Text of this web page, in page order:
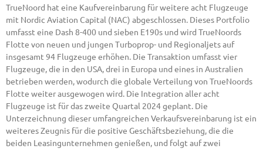
TrueNoord hat eine Kaufvereinbarung für weitere acht Flugzeuge
mit Nordic Aviation Capital (NAC) abgeschlossen. Dieses Portfolio
umfasst eine Dash 8-400 und sieben E190s und wird TrueNoords
Flotte von neuen und jungen Turboprop- und Regionaljets auf
insgesamt 94 Flugzeuge erhöhen. Die Transaktion umfasst vier
Flugzeuge, die in den USA, drei in Europa und eines in Australien
betrieben werden, wodurch die globale Verteilung von TrueNoords
Flotte weiter ausgewogen wird. Die Integration aller acht
Flugzeuge ist für das zweite Quartal 2024 geplant. Die
Unterzeichnung dieser umfangreichen Verkaufsvereinbarung ist ein
weiteres Zeugnis für die positive Geschäftsbeziehung, die die
beiden Leasingunternehmen genießen, und folgt auf zwei